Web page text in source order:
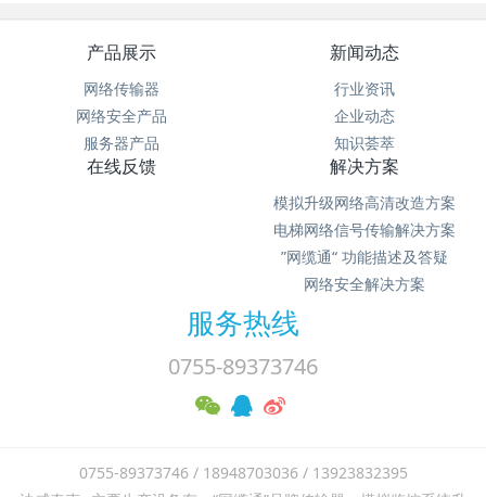
产品展示
网络传输器
网络安全产品
服务器产品
新闻动态
行业资讯
企业动态
知识荟萃
在线反馈 解决方案
模拟升级网络高清改造方案
电梯网络信号传输解决方案
”网缆通“ 功能描述及答疑
网络安全解决方案
服务热线
0755-89373746
0755-89373746 / 18948703036 / 13923832395